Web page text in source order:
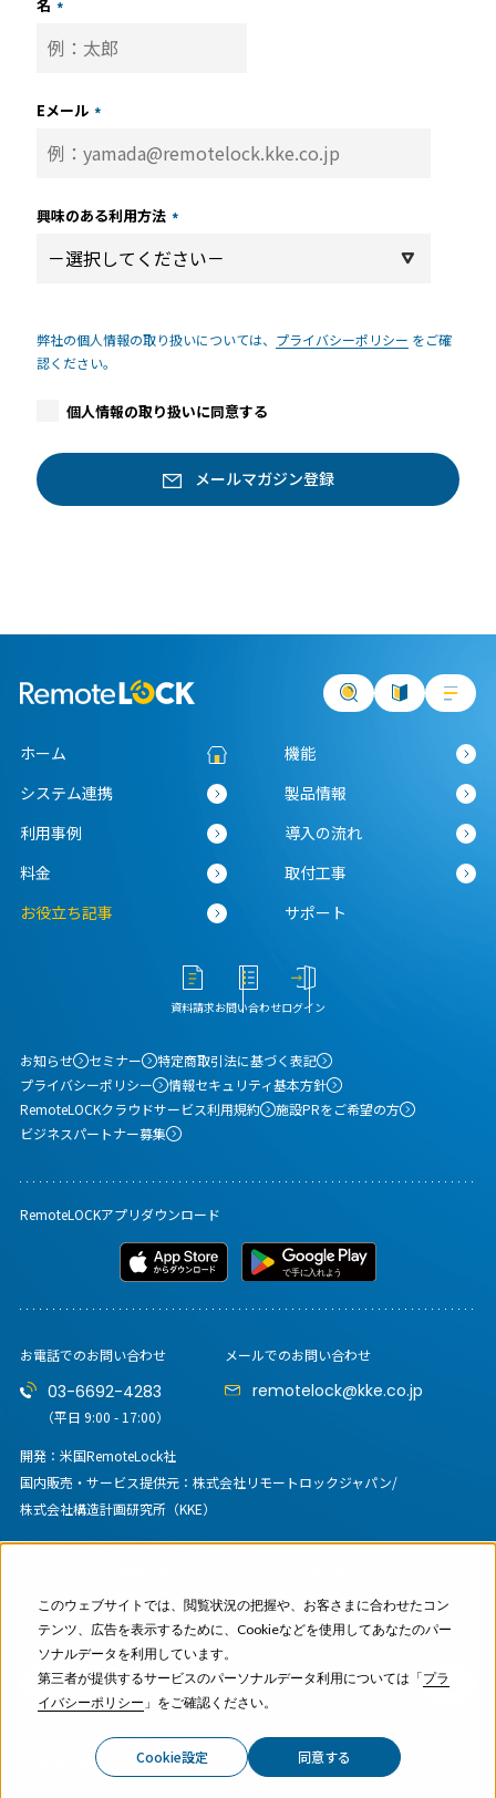
このウェブサイトでは、閲覧状況の把握や、お客さまに合わせたコン
テンツ、広告を表示するために、Cookieなどを使用してあなたのパー
ソナルデータを利用しています。
第三者が提供するサービスのパーソナルデータ利用については「プラ
イバシーポリシー 」をご確認ください。
Cookie設定 同意する
名 *
Eメール *
興味のある利用方法 *
弊社の個人情報の取り扱いについては、 プライバシーポリシー をご確
認ください。
個人情報の取り扱いに同意する
お電話でのお問い合わせ
03-6692-4283
（平日 9:00 - 17:00）
メールでのお問い合わせ
remotelock@kke.co.jp
開発：米国RemoteLock社
国内販売・サービス提供元： 株式会社リモートロックジャパン/
株式会社構造計画研究所（KKE）
株式会社リモートロックジャパン
コーポレートサイト
ホーム
機能
システム連携
製品情報
利用事例
導入の流れ
料金
取付工事
お役立ち記事
サポート
資料請求お問い合わせログイン
お知らせ セミナー
特定商取引法に基づく表記
プライバシーポリシー
情報セキュリティ基本方針
RemoteLOCKクラウドサービス利用規約
施設PRをご希望の方
ビジネスパートナー募集
RemoteLOCKアプリダウンロード
© 2022 - 2025 株式会社リモートロックジャパン
All rights reserved.